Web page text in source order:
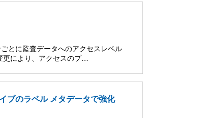
とに監査データへのアクセスレベル
更により、アクセスのプ…
ブのラベル メタデータで強化